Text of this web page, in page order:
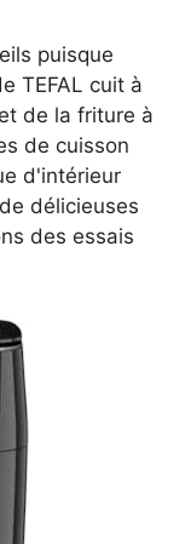
puisque
TEFAL cuit à
de la friture à
de cuisson
d'intérieur
délicieuses
des essais